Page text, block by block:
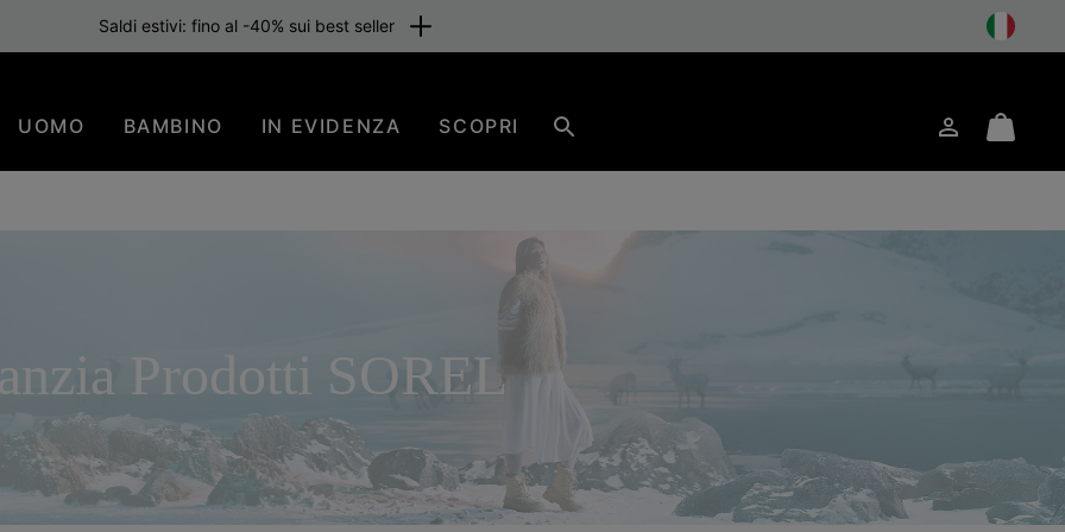
Saldi estivi: fino al -40% sui best seller
UOMO BAMBINO IN EVIDENZA SCOPRI AccessoMini
Prodotti SOREL